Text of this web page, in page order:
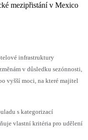
mezipřistání v Mexico
infrastruktury
v důsledku sezónnosti,
vyšší moci, na které majitel
s kategorizací
vlastní kritéria pro udělení